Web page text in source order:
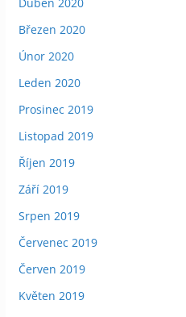
Březen 2020
Únor 2020
Leden 2020
Prosinec 2019
Listopad 2019
Říjen 2019
Září 2019
Srpen 2019
Červenec 2019
Červen 2019
Květen 2019